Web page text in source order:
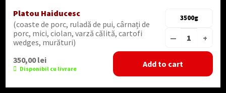
Platou Haiducesc
(coaste de porc, ruladă de pui, cârnați de
porc, mici, ciolan, varză călită, cartofi
wedges, murături)
3500g
— +
350,00lei
Disponibil cu livrare Add to cart